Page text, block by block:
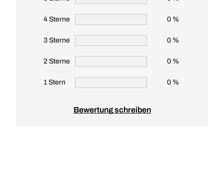
4 Sterne 0 %
3 Sterne 0 %
2 Sterne 0 %
1 Stern 0 %
Bewertung schreiben